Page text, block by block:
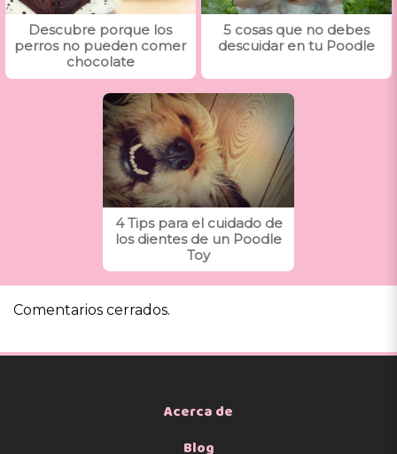
Descubre porque los
perros no pueden comer
chocolate
5 cosas que no debes
descuidar en tu Poodle
4 Tips para el cuidado de
los dientes de un Poodle
Toy
Comentarios cerrados.
Acerca de
Blog